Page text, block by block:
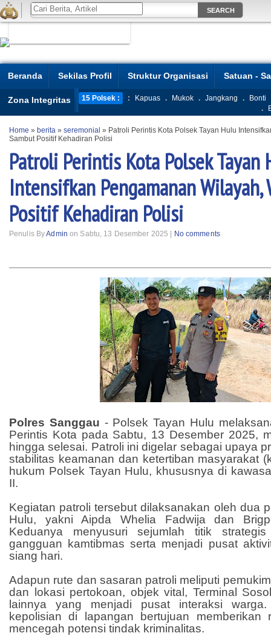
Beranda Sekilas Profil Struktur Organisasi Satuan -
Zona Integritas 15 Polsek : : Kapuas . Mukok . Jangkang .
Bonti
.
Home » berita » seremonial » Patroli Perintis Kota Polsek Tayan Hulu
Sambut Positif Kehadiran Polisi
Patroli Perintis Kota Polsek Tayan
Intensifkan Pengamanan Wilayah,
Positif Kehadiran Polisi
Penulis ByAdmin on Sabtu, 13 Desember 2025 | No comments
Polres Sanggau - Polsek Tayan Hulu
Perintis Kota pada Sabtu, 13 Desember 2025,
hingga selesai. Patroli ini digelar sebagai upaya
stabilitas keamanan dan ketertiban masyarakat
hukum Polsek Tayan Hulu, khususnya di
II.
Kegiatan patroli tersebut dilaksanakan oleh dua
Hulu, yakni Aipda Whelia Fadwija dan
Keduanya menyusuri sejumlah titik
gangguan kamtibmas serta menjadi pusat
siang hari.
Adapun rute dan sasaran patroli meliputi
dan lokasi pertokoan, objek vital, Terminal
lainnya yang menjadi pusat interaksi
kepolisian di lapangan bertujuan memberikan
mencegah potensi tindak kriminalitas.